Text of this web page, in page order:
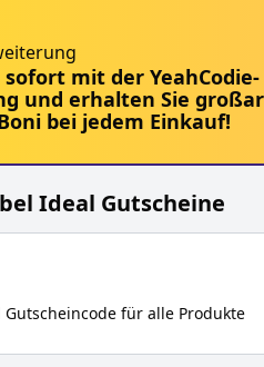
sofort mit der YeahCodie-
und erhalten Sie
bei jedem Einkauf!
Ideal Gutscheine
Gutscheincode für alle Produkte